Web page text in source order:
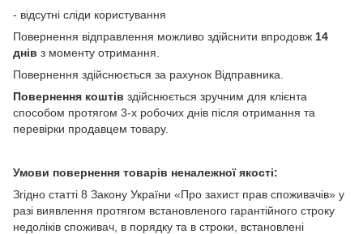
- відсутні сліди користування
Повернення відправлення можливо здійснити впродовж 14
днів з моменту отримання.
Повернення здійснюється за рахунок Відправника.
Повернення коштів здійснюється зручним для клієнта
способом протягом 3-х робочих днів після отримання та
перевірки продавцем товару.
Умови повернення товарів неналежної якості:
Згідно статті 8 Закону України «Про захист прав споживачів» у
разі виявлення протягом встановленого гарантійного строку
недоліків споживач, в порядку та в строки, встановлені